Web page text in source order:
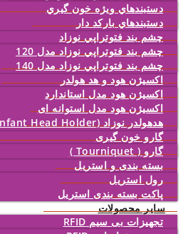
دستبندهاي ويژه خون گيري
دستبندهاي بارکد دار
چشم بند فتوتراپي نوزاد
چشم بند فتوتراپي نوزاد مدل 120
چشم بند فتوتراپي نوزاد مدل 140
اکسیژن هود و هد هولدر
اکسیژن هود مدل استاندارد
اکسیژن هود مدل استوانه ای
هدهولدر نوزاد (Infant Head Holder)
گارو خون گیری
گارو ( Tourniquet )
بسته بندی و استریل
رول استریل
پاکت بسته بندی استریل
سایر محصولات
تجهیزات بی سیم RFID